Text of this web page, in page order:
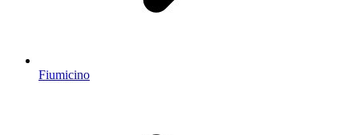
Fiumicino